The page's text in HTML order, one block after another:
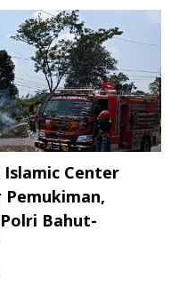
Islamic Center
Pemukiman,
Bahut-